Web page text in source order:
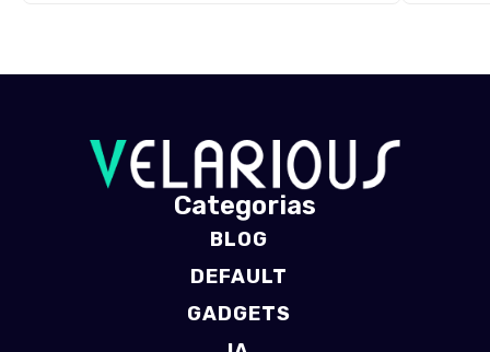
Categorias
BLOG
DEFAULT
GADGETS